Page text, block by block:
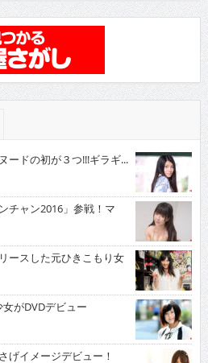
ドの初が３つ!!!ギラギ...
ャン2016」参戦！マ
ースした元ひきこもり女
がDVDデビュー
イメージデビュー！